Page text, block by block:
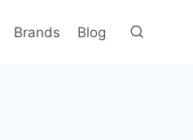
Brands Blog